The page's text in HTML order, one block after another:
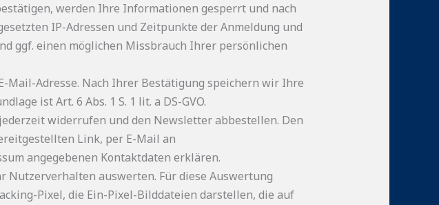
werden Ihre Informationen gesperrt und nach
IP-Adressen und Zeitpunkte der Anmeldung und
ggf. einen möglichen Missbrauch Ihrer persönlichen
Adresse. Nach Ihrer Bestätigung speichern wir Ihre
ist Art. 6 Abs. 1 S. 1 lit. a DS-GVO.
widerrufen und den Newsletter abbestellen. Den
Link, per E-Mail an
angegebenen Kontaktdaten erklären.
Nutzerverhalten auswerten. Für diese Auswertung
Pixel, die Ein-Pixel-Bilddateien darstellen, die auf